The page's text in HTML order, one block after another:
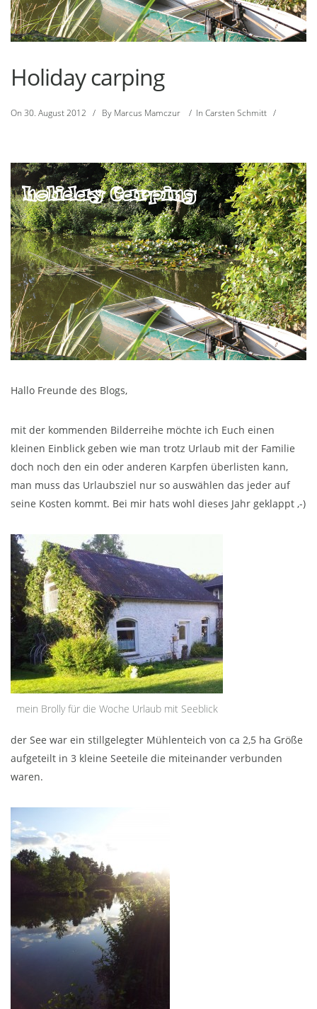
Holiday carping
On 30. August 2012 / By Marcus Mamczur / In Carsten Schmitt /
Hallo Freunde des Blogs,
mit der kommenden Bilderreihe möchte ich Euch einen
kleinen Einblick geben wie man trotz Urlaub mit der Familie
doch noch den ein oder anderen Karpfen überlisten kann,
man muss das Urlaubsziel nur so auswählen das jeder auf
seine Kosten kommt. Bei mir hats wohl dieses Jahr geklappt ,-)
mein Brolly für die Woche Urlaub mit Seeblick
der See war ein stillgelegter Mühlenteich von ca 2,5 ha Größe
aufgeteilt in 3 kleine Seeteile die miteinander verbunden
waren.